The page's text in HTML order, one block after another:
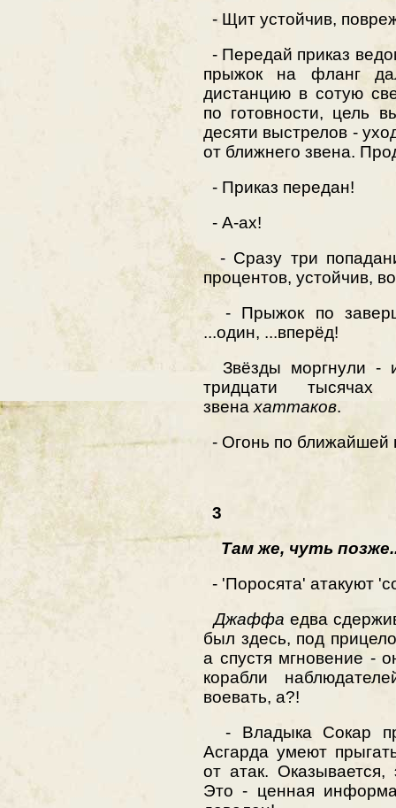
- Щит устойчив,
- Передай приказ
прыжок на фланг
дистанцию в сотую
по готовности, цель
десяти выстрелов -
от ближнего звена.
- Приказ передан!
- А-ах!
- Сразу три
процентов, устойчив,
- Прыжок по
...один, ...вперёд!
Звёзды моргнули
тридцати тысячах
звена хаттаков.
- Огонь по ближайшей
3
Там же, чуmь
- 'Поросята' атакуют
Джаффа едва
был здесь, под
а спустя мгновение -
корабли
воевать, а?!
- Владыка Сокар
Асгарда умеют
от атак.
Это - ценная